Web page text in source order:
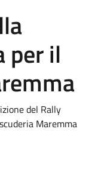
per il
del Rally
Maremma